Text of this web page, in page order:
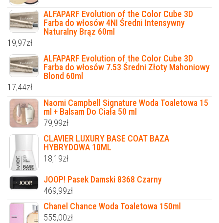
ALFAPARF Evolution of the Color Cube 3D
Farba do włosów 4NI Średni Intensywny
Naturalny Brąz 60ml
19,97zł
ALFAPARF Evolution of the Color Cube 3D
Farba do włosów 7.53 Średni Złoty Mahoniowy
Blond 60ml
17,44zł
Naomi Campbell Signature Woda Toaletowa 15
ml + Balsam Do Ciała 50 ml
79,99zł
CLAVIER LUXURY BASE COAT BAZA
HYBRYDOWA 10ML
18,19zł
JOOP! Pasek Damski 8368 Czarny
469,99zł
Chanel Chance Woda Toaletowa 150ml
555,00zł